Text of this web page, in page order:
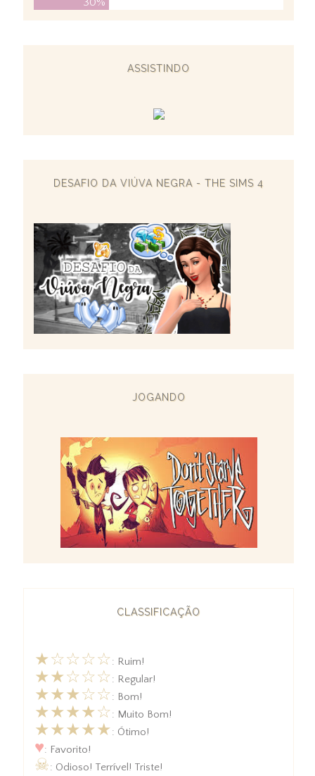
ASSISTINDO
DESAFIO DA VIÚVA NEGRA - THE SIMS 4
JOGANDO
CLASSIFICAÇÃO
★☆☆☆☆: Ruim!
★★☆☆☆: Regular!
★★★☆☆: Bom!
★★★★☆: Muito Bom!
★★★★★: Ótimo!
♥: Favorito!
☠: Odioso! Terrível! Triste!